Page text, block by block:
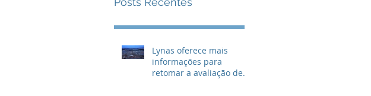
Lynas oferece mais
informações para
retomar a avaliação de